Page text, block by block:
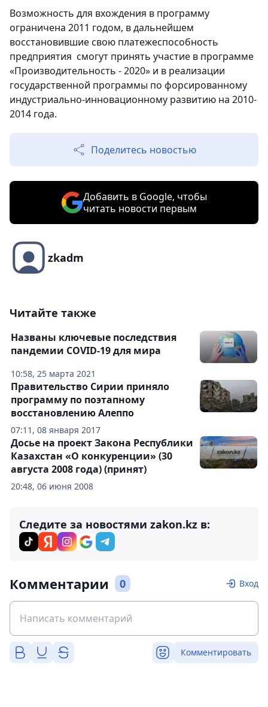
Возможность для вхождения в программу
ограничена 2011 годом, в дальнейшем
восстановившие свою платежеспособность
предприятия смогут принять участие в программе
«Производительность - 2020» и в реализации
государственной программы по форсированному
индустриально-инновационному развитию на 2010-
2014 года.
Поделитесь новостью
Добавить в Google, чтобы
читать новости первым
zkadm
Читайте также
10:58, 25 марта 2021
Названы ключевые последствия
пандемии COVID-19 для мира
07:11, 08 января 2017
Правительство Сирии приняло
программу по поэтапному
восстановлению Алеппо
20:48, 06 июня 2008
Досье на проект Закона Республики
Казахстан «О конкуренции» (30
августа 2008 года) (принят)
Следите за новостями zakon.kz в:
Комментарии 0 Вход
Комментировать